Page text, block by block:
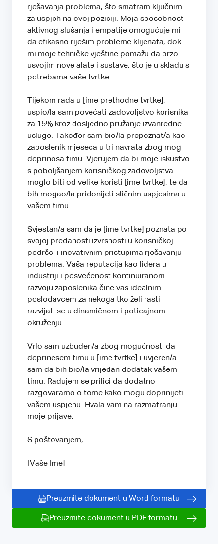
rješavanja problema, što smatram ključnim
za uspjeh na ovoj poziciji. Moja sposobnost
aktivnog slušanja i empatije omogućuje mi
da efikasno riješim probleme klijenata, dok
mi moje tehničke vještine pomažu da brzo
usvojim nove alate i sustave, što je u skladu s
potrebama vaše tvrtke.
Tijekom rada u [ime prethodne tvrtke],
uspio/la sam povećati zadovoljstvo korisnika
za 15% kroz dosljedno pružanje izvanredne
usluge. Također sam bio/la prepoznat/a kao
zaposlenik mjeseca u tri navrata zbog mog
doprinosa timu. Vjerujem da bi moje iskustvo
s poboljšanjem korisničkog zadovoljstva
moglo biti od velike koristi [ime tvrtke], te da
bih mogao/la pridonijeti sličnim uspjesima u
vašem timu.
Svjestan/a sam da je [ime tvrtke] poznata po
svojoj predanosti izvrsnosti u korisničkoj
podršci i inovativnim pristupima rješavanju
problema. Vaša reputacija kao lidera u
industriji i posvećenost kontinuiranom
razvoju zaposlenika čine vas idealnim
poslodavcem za nekoga tko želi rasti i
razvijati se u dinamičnom i poticajnom
okruženju.
Vrlo sam uzbuđen/a zbog mogućnosti da
doprinesem timu u [ime tvrtke] i uvjeren/a
sam da bih bio/la vrijedan dodatak vašem
timu. Radujem se prilici da dodatno
razgovaramo o tome kako mogu doprinijeti
vašem uspjehu. Hvala vam na razmatranju
moje prijave.
S poštovanjem,
[Vaše Ime]
Preuzmite dokument u Word formatu
Preuzmite dokument u PDF formatu